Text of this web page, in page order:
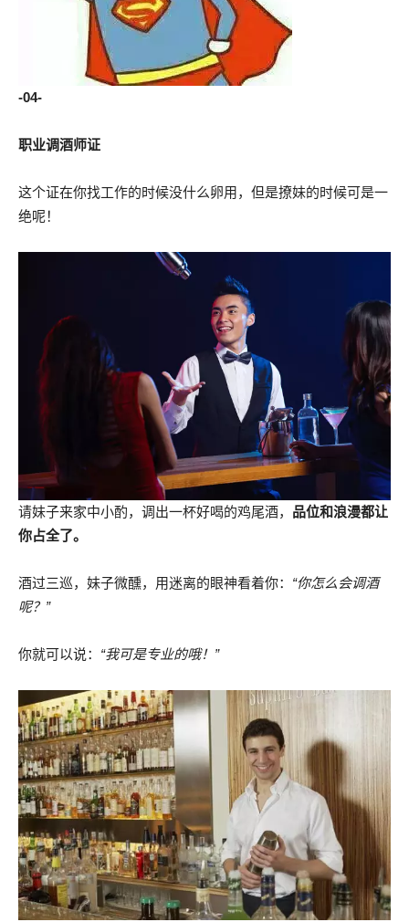
-04-
职业调酒师证
这个证在你找工作的时候没什么卵用，但是撩妹的时候可是一
绝呢！
请妹子来家中小酌，调出一杯好喝的鸡尾酒， 品位和浪漫都让
你占全了。
酒过三巡，妹子微醺，用迷离的眼神看着你： “你怎么会调酒
呢？”
你就可以说： “我可是专业的哦！”